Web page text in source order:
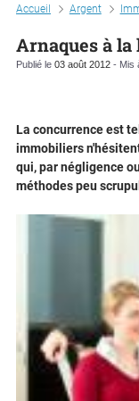
Accueil Argent
Arnaques à la
Publié le 03 août 2012 - Mis
La concurrence est
immobiliers
qui, par négligence
méthodes peu